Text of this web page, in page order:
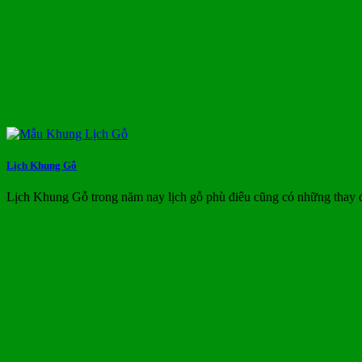
Lịch Khung Gỗ
Lịch Khung Gỗ trong năm nay lịch gỗ phù điêu cũng có những thay